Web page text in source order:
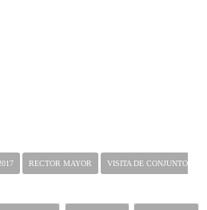
RECTOR MAYOR
VISITA DE CONJUNTO